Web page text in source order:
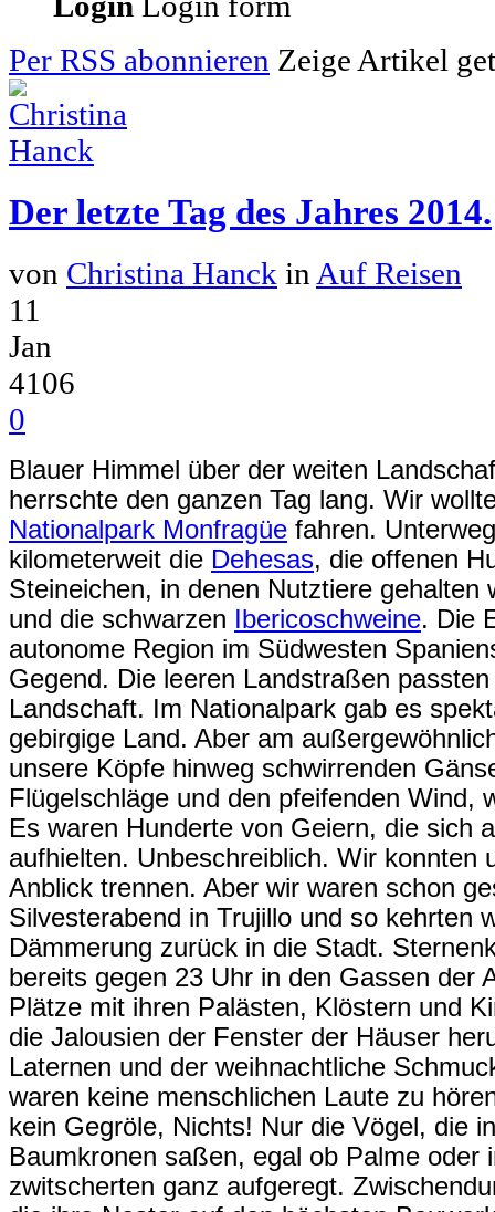
Per RSS abonnieren Zeige Artikel
Der letzte Tag des Jahres 2014.
von Christina Hanck in Auf Reisen
11
Jan
4106
0
Blauer Himmel über der weiten
herrschte den ganzen Tag lang. Wir
Nationalpark Monfragüe fahren.
kilometerweit die Dehesas, die offenen
Steineichen, in denen Nutztiere gehalten
und die schwarzen Ibericoschweine. Die
autonome Region im Südwesten
Gegend. Die leeren Landstraßen
Landschaft. Im Nationalpark gab es
gebirgige Land. Aber am
unsere Köpfe hinweg schwirrenden
Flügelschläge und den pfeifenden Wind,
Es waren Hunderte von Geiern, die sich
aufhielten. Unbeschreiblich. Wir konnten
Anblick trennen. Aber wir waren schon
Silvesterabend in Trujillo und so kehrten
Dämmerung zurück in die Stadt.
bereits gegen 23 Uhr in den Gassen der
Plätze mit ihren Palästen, Klöstern und
die Jalousien der Fenster der Häuser
Laternen und der weihnachtliche
waren keine menschlichen Laute zu
kein Gegröle, Nichts! Nur die Vögel, die
Baumkronen saßen, egal ob Palme oder
zwitscherten ganz aufgeregt.